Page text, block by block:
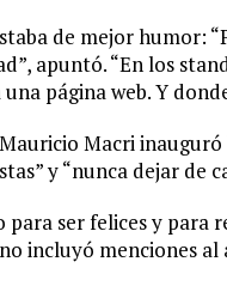
de mejor humor:
apuntó. “En los
página web. Y
Macri
y “nunca dejar de
para ser felices y
incluyó menciones